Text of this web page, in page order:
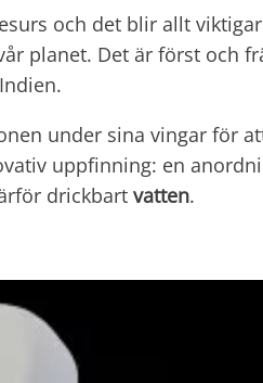
och det blir allt
planet. Det är först och
under sina vingar för
uppfinning: en
drickbart vatten.